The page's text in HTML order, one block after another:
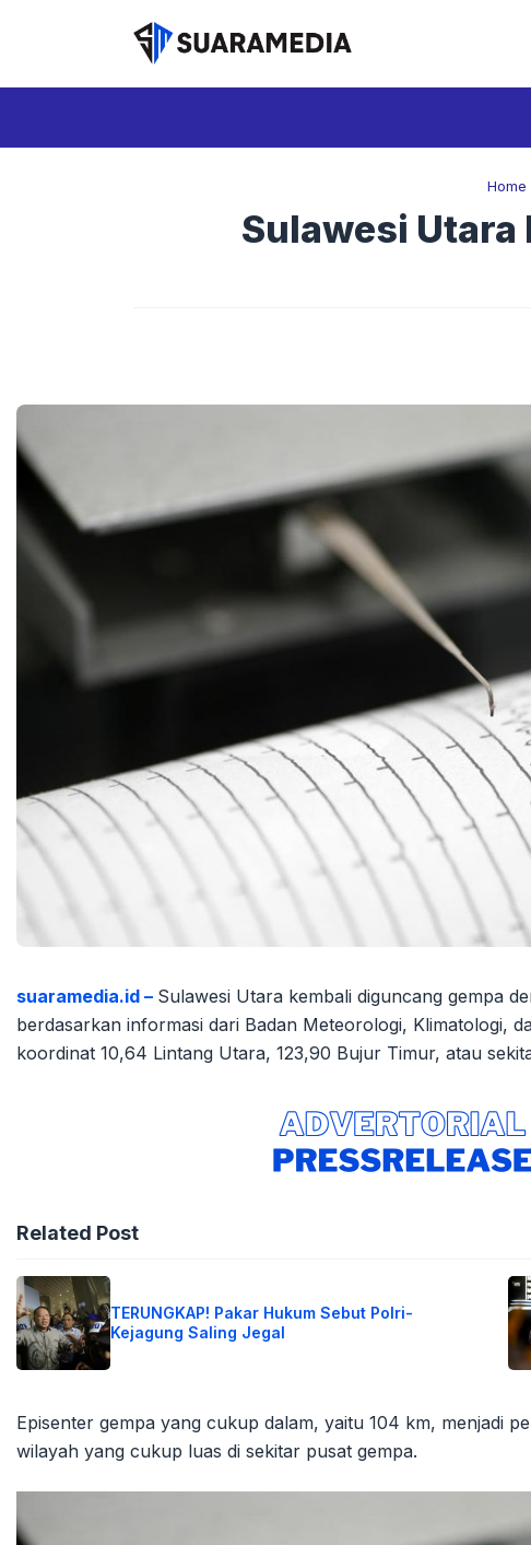
Home
Sulawesi Utara
suaramedia.id – Sulawesi Utara kembali diguncang gempa
berdasarkan informasi dari Badan Meteorologi, Klimatologi,
koordinat 10,64 Lintang Utara, 123,90 Bujur Timur, atau
Related Post
TERUNGKAP! Pakar Hukum Sebut Polri-
Kejagung Saling Jegal
Episenter gempa yang cukup dalam, yaitu 104 km, menjadi
wilayah yang cukup luas di sekitar pusat gempa.